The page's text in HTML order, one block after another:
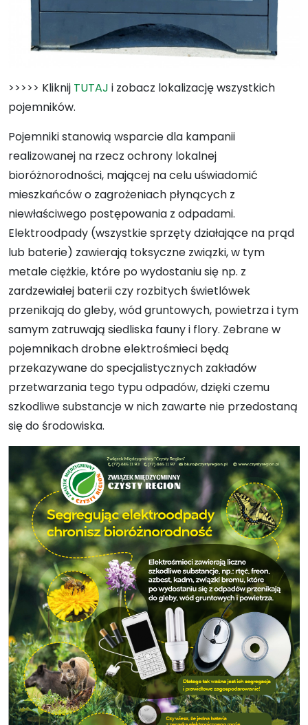
>>>>> Kliknij TUTAJ i zobacz lokalizację wszystkich
pojemników.
Pojemniki stanowią wsparcie dla kampanii
realizowanej na rzecz ochrony lokalnej
bioróżnorodności, mającej na celu uświadomić
mieszkańców o zagrożeniach płynących z
niewłaściwego postępowania z odpadami.
Elektroodpady (wszystkie sprzęty działające na prąd
lub baterie) zawierają toksyczne związki, w tym
metale ciężkie, które po wydostaniu się np. z
zardzewiałej baterii czy rozbitych świetlówek
przenikają do gleby, wód gruntowych, powietrza i tym
samym zatruwają siedliska fauny i flory. Zebrane w
pojemnikach drobne elektrośmieci będą
przekazywane do specjalistycznych zakładów
przetwarzania tego typu odpadów, dzięki czemu
szkodliwe substancje w nich zawarte nie przedostaną
się do środowiska.